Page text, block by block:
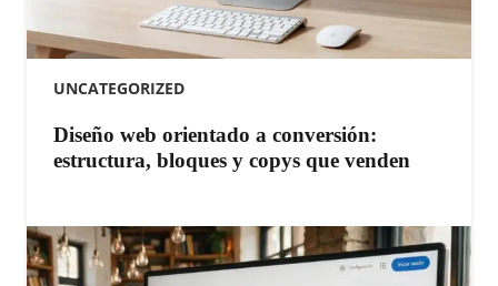
UNCATEGORIZED
Diseño web orientado a conversión:
estructura, bloques y copys que venden